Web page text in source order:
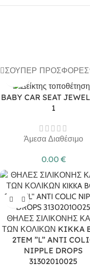
ΣΟΎΠΕΡ ΠΡΟΣΦΟΡΈΣ
BABY CAR SEAT
1
Άμεσα Διαθέσιμο
0.00 €
ΘΗΛΕΣ ΣΙΛΙΚΟΝΗΣ
ΤΩΝ ΚΟΛΙΚΩΝ KIKKA
2TEM ”L” ANTI
NIPPLE DROPS
31302010025